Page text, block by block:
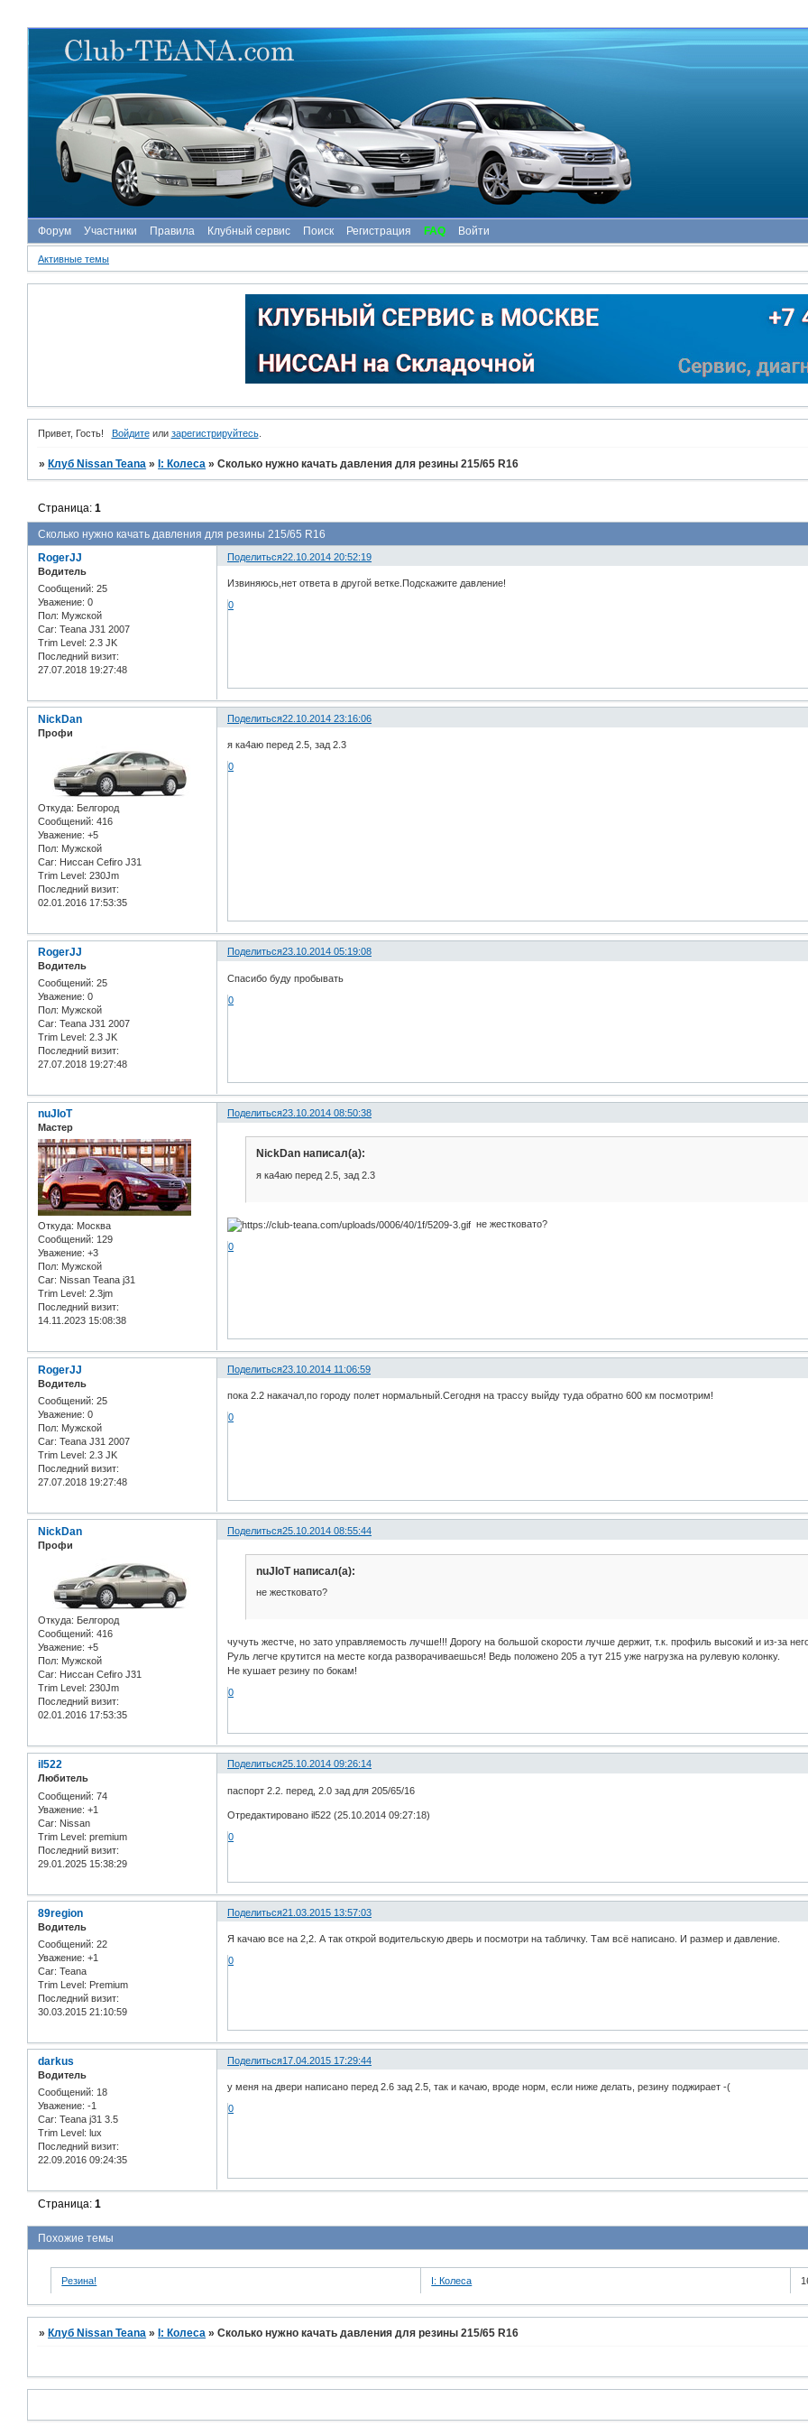
Форум Участники Правила Клубный сервис Поиск Регистрация FAQ Войти
Активные темы
Привет, Гость! Войдитеили зарегистрируйтесь.
» Клуб Nissan Teana » I: Колеса »Сколько нужно качать давления для резины 215/65 R16
Сколько нужно качать давления для резины 215/65 R16
Страница:1
Поделиться22.10.2014 20:52:19
RogerJJ
Водитель
Сообщений: 25
Уважение: 0
Пол: Мужской
Car: Teana J31 2007
Trim Level: 2.3 JK
Последний визит:
27.07.2018 19:27:48
Извиняюсь,нет ответа в другой ветке.Подскажите давление!
0
Поделиться22.10.2014 23:16:06
NickDan
Профи
Откуда: Белгород
Сообщений: 416
Уважение: +5
Пол: Мужской
Car: Ниссан Cefiro J31
Trim Level: 230Jm
Последний визит:
02.01.2016 17:53:35
я ка4аю перед 2.5, зад 2.3
0
Поделиться23.10.2014 05:19:08
RogerJJ
Водитель
Сообщений: 25
Уважение: 0
Пол: Мужской
Car: Teana J31 2007
Trim Level: 2.3 JK
Последний визит:
27.07.2018 19:27:48
Спасибо буду пробывать
0
Поделиться23.10.2014 08:50:38
nuJIoT
Мастер
Откуда: Москва
Сообщений: 129
Уважение: +3
Пол: Мужской
Car: Nissan Teana j31
Trim Level: 2.3jm
Последний визит:
14.11.2023 15:08:38
NickDan написал(а):
я ка4аю перед 2.5, зад 2.3
не жестковато?
0
Поделиться23.10.2014 11:06:59
RogerJJ
Водитель
Сообщений: 25
Уважение: 0
Пол: Мужской
Car: Teana J31 2007
Trim Level: 2.3 JK
Последний визит:
27.07.2018 19:27:48
пока 2.2 накачал,по городу полет нормальный.Сегодня на трассу выйду туда обратно 600 км посмотрим!
0
Поделиться25.10.2014 08:55:44
NickDan
Профи
Откуда: Белгород
Сообщений: 416
Уважение: +5
Пол: Мужской
Car: Ниссан Cefiro J31
Trim Level: 230Jm
Последний визит:
02.01.2016 17:53:35
nuJIoT написал(а):
не жестковато?
чучуть жестче, но зато управляемость лучше!!! Дорогу на большой скорости лучше держит, т.к. профиль высокий и из-за
Руль легче крутится на месте когда разворачиваешься! Ведь положено 205 а тут 215 уже нагрузка на рулевую колонку.
Не кушает резину по бокам!
0
Поделиться25.10.2014 09:26:14
il522
Любитель
Сообщений: 74
Уважение: +1
Car: Nissan
Trim Level: premium
Последний визит:
29.01.2025 15:38:29
паспорт 2.2. перед, 2.0 зад для 205/65/16
Отредактировано il522 (25.10.2014 09:27:18)
0
Поделиться21.03.2015 13:57:03
89region
Водитель
Сообщений: 22
Уважение: +1
Car: Teana
Trim Level: Premium
Последний визит:
30.03.2015 21:10:59
Я качаю все на 2,2. А так открой водительскую дверь и посмотри на табличку. Там всё написано. И размер и давление.
0
Поделиться17.04.2015 17:29:44
darkus
Водитель
Сообщений: 18
Уважение: -1
Car: Teana j31 3.5
Trim Level: lux
Последний визит:
22.09.2016 09:24:35
у меня на двери написано перед 2.6 зад 2.5, так и качаю, вроде норм, если ниже делать, резину поджирает -(
0
Страница:1
Похожие темы
Резина! I: Колеса
»Клуб Nissan Teana »I: Колеса »Сколько нужно качать давления для резины 215/65 R16